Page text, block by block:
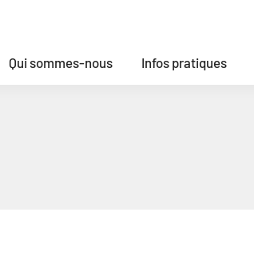
Qui sommes-nous Infos pratiques